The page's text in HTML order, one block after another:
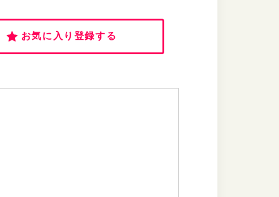
お気に入り登録する